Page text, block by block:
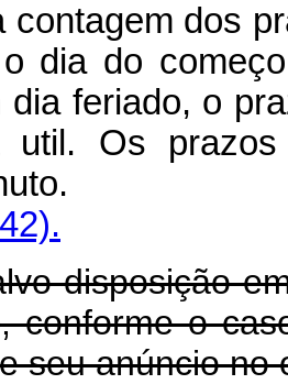
contagem dos
dia do
feriado, o
util. Os
a
disposição
conforme o
seu anúncio no